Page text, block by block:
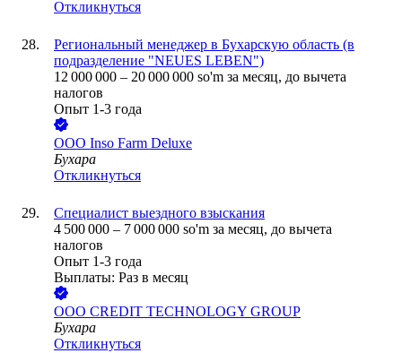
Откликнуться
Региональный менеджер в Бухарскую область (в
подразделение "NEUES LEBEN")
12 000 000 – 20 000 000 so'm за месяц, до вычета
налогов
Опыт 1-3 года
ООО Inso Farm Deluxe
Бухара
Откликнуться
Специалист выездного взыскания
4 500 000 – 7 000 000 so'm за месяц, до вычета
налогов
Опыт 1-3 года
Выплаты: Раз в месяц
ООО CREDIT TECHNOLOGY GROUP
Бухара
Откликнуться